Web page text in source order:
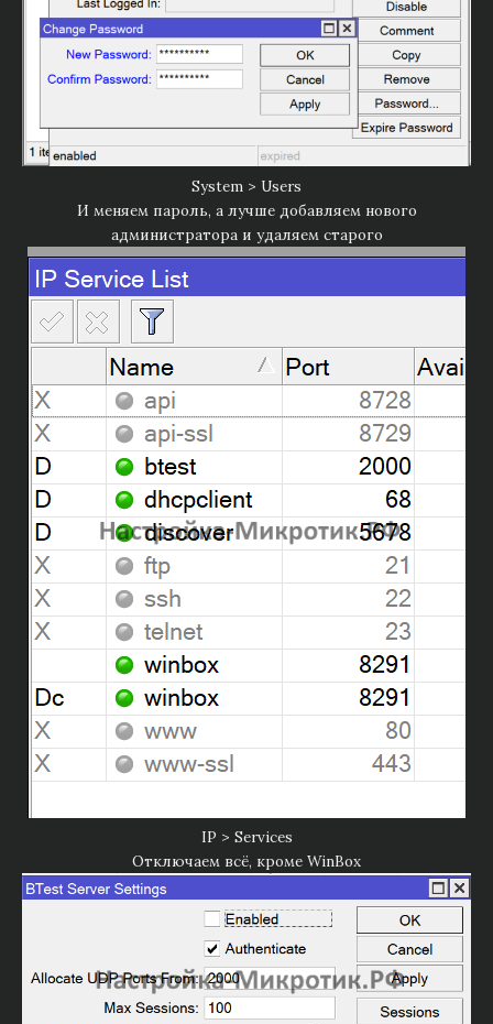
System > Users
И меняем пароль, а лучше добавляем нового
администратора и удаляем старого
IP > Services
Отключаем всё, кроме WinBox